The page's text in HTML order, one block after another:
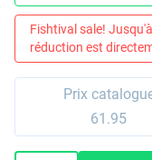
Fishtival sale!
réduction est
Prix
61.95